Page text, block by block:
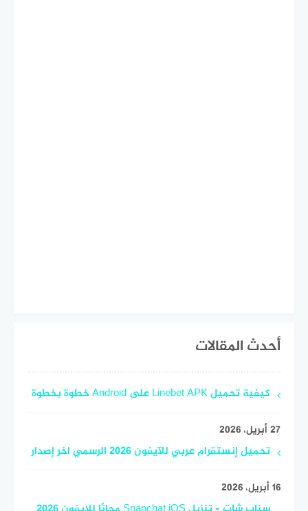
أحدث المقالات
كيفية تحميل Linebet APK على Android خطوة بخطوة
27 أبريل، 2026
تحميل إنستقرام عربي للآيفون 2026 الرسمي اخر إصدار
16 أبريل، 2026